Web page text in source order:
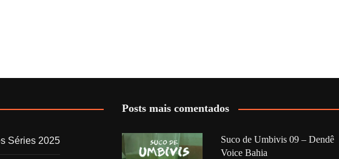
Séries 2025
Posts mais comentados
Suco de Umbivis 09 – Dendê
Voice Bahia